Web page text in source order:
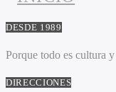
DESDE 1989
Porque todo es cultura
DIRECCIONES